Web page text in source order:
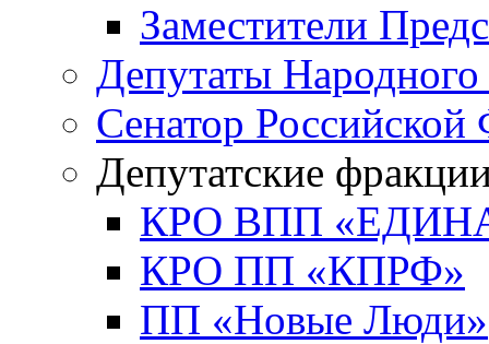
Заместители
Депутаты
Сенатор Российской
Депутатские
КРО ВПП
КРО ПП «КПРФ»
ПП «Новые Люди»